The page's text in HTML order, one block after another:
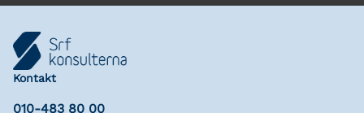
Kontakt
010-483 80 00